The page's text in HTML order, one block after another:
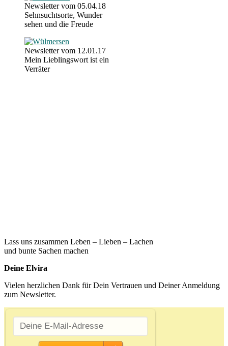
Newsletter vom 05.04.18
Sehnsuchtsorte, Wunder
sehen und die Freude
Newsletter vom 12.01.17
Mein Lieblingswort ist ein
Verräter
Lass uns zusammen Leben – Lieben – Lachen
und bunte Sachen machen
Deine Elvira
Vielen herzlichen Dank für Dein Vertrauen und Deiner Anmeldung
zum Newsletter.